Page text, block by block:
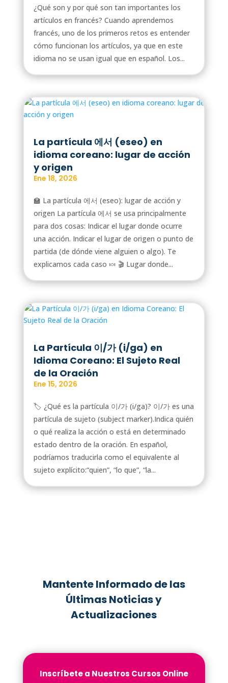
¿Qué son y por qué son tan importantes los
artículos en francés? Cuando aprendemos
francés, uno de los primeros retos es entender
cómo funcionan los artículos, ya que en este
idioma no se usan igual que en español. Los...
La partícula 에서 (eseo) en
idioma coreano: lugar de acción
y origen
Ene 18, 2026
🏫 La partícula 에서 (eseo): lugar de acción y
origen La partícula 에서 se usa principalmente
para dos cosas: Indicar el lugar donde ocurre
una acción. Indicar el lugar de origen o punto de
partida (de dónde viene alguien o algo). Te
explicamos cada caso 🍬 🎬 Lugar donde...
La Partícula 이/가 (i/ga) en
Idioma Coreano: El Sujeto Real
de la Oración
Ene 15, 2026
🏷️ ¿Qué es la partícula 이/가 (i/ga)? 이/가 es una
partícula de sujeto (subject marker).Indica quién
o qué realiza la acción o está en determinado
estado dentro de la oración. En español,
podríamos traducirla como el equivalente al
sujeto explícito:“quien”, “lo que”, “la...
Mantente Informado de las
Últimas Noticias y
Actualizaciones
Inscríbete a Nuestros Cursos Online